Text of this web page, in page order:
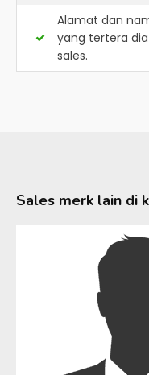
Alamat dan
yang tertera
sales.
Sales merk lain di